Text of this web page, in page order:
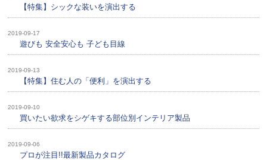
【特集】シックな装いを演出する
2019-09-17
遊びも 安全安心も 子ども目線
2019-09-13
【特集】住む人の「便利」を演出する
2019-09-10
買いたい欲求をシゲキする部位別インテリア製品
2019-09-06
プロが注目!!最新製品カタログ